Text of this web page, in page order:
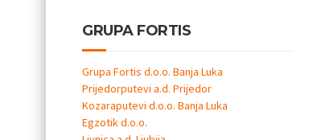
GRUPA FORTIS
Grupa Fortis d.o.o. Banja Luka
Prijedorputevi a.d. Prijedor
Kozaraputevi d.o.o. Banja Luka
Egzotik d.o.o.